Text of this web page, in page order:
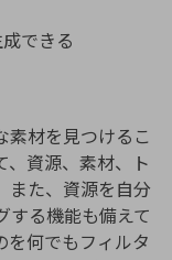
できる
材を見つけるこ
、資源、素材、ト
また、資源を自分
する機能も備えて
を何でもフィルタ